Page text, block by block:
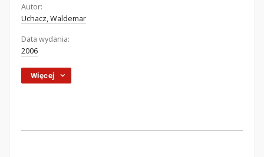
Autor:
Uchacz, Waldemar
Data wydania:
2006
Więcej